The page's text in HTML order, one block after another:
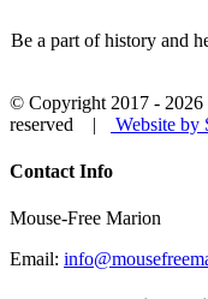
Be a part of history and
© Copyright 2017 -
reserved |
Website by
Close
Bar
Contact Info
Mouse-Free Marion
Email: